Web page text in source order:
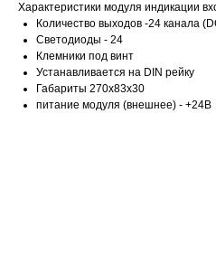
Характеристики модуля индикации
Количество выходов -24 канала
Светодиоды - 24
Клемники под винт
Устанавливается на DIN рейку
Габариты 270x83x30
питание модуля (внешнее) - +24В